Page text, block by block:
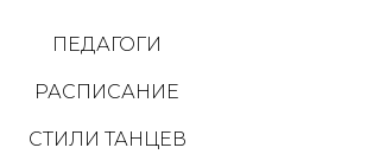
ПЕДАГОГИ
РАСПИСАНИЕ
СТИЛИ ТАНЦЕВ